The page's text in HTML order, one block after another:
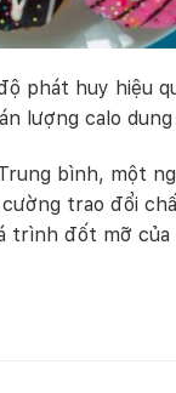
phát huy hiệu
lượng calo
bình, một
trao đổi
trình đốt mỡ của